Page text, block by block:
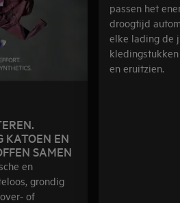
KATOEN EN
SAMEN
en
grondig
of
passen het
droogtijd
elke lading de
en eruitzien.